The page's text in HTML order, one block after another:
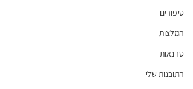
סיפורים
המלצות
סדנאות
התובנות שלי